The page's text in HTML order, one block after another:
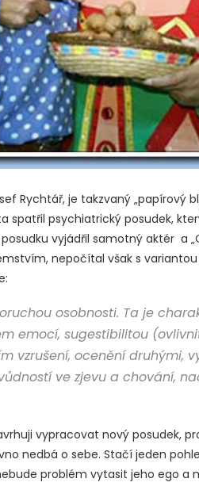
Rychtář, je takzvaný „papírový
spatřil psychiatrický posudek,
vyjádřil samotný aktér a
nepočítal však s
osobnosti. Ta je
emocí, sugestibilitou
vzrušení, ocenění druhými,
ve zjevu a chování,
vypracovat nový posudek,
nedbá o sebe. Stačí jeden
problém vytasit jeho ego a